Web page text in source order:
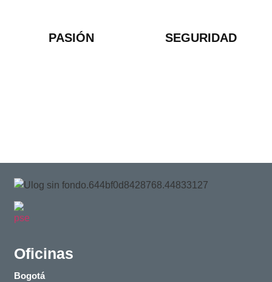
PASIÓN SEGURIDAD
Oficinas
Bogotá